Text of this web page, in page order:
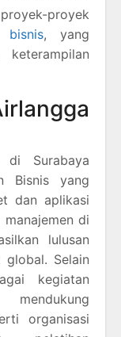
proyek
bisnis, yang
di Surabaya
Bisnis yang
dan aplikasi
di
lulusan
Selain
kegiatan
organisasi